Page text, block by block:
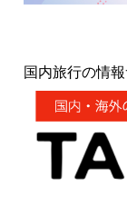
国内旅行の情